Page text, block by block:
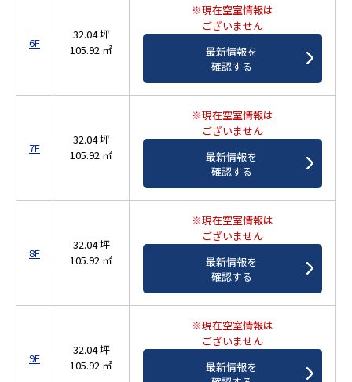
6F
32.04 坪
105.92 ㎡
※現在空室情報は
ございません
最新情報を
確認する
7F
32.04 坪
105.92 ㎡
※現在空室情報は
ございません
最新情報を
確認する
8F
32.04 坪
105.92 ㎡
※現在空室情報は
ございません
最新情報を
確認する
9F
32.04 坪
105.92 ㎡
※現在空室情報は
ございません
最新情報を